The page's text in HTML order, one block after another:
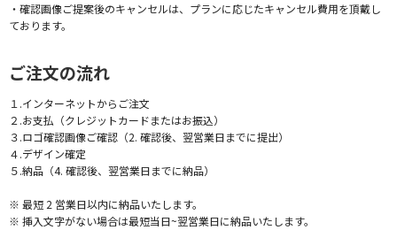
・確認画像ご提案後のキャンセルは、プランに応じたキャンセル費用を頂戴し
ております。
ご注文の流れ
１.インターネットからご注文
２.お支払（クレジットカードまたはお振込）
３.ロゴ確認画像ご確認（2. 確認後、翌営業日までに提出）
４.デザイン確定
５.納品（4. 確認後、翌営業日までに納品）
※ 最短 2 営業日以内に納品いたします。
※ 挿入文字がない場合は最短当日~翌営業日に納品いたします。